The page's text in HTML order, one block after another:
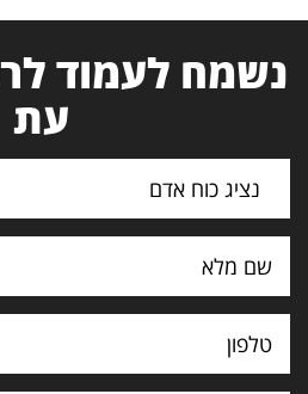
נשמח לעמוד
עת
נציג כוח אדם